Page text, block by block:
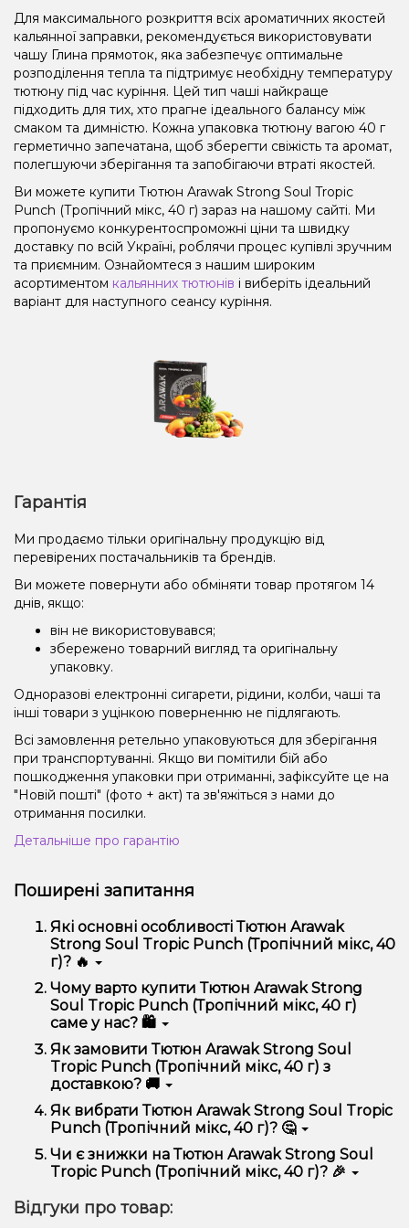
Для максимального розкриття всіх ароматичних якостей
кальянної заправки, рекомендується використовувати
чашу Глина прямоток, яка забезпечує оптимальне
розподілення тепла та підтримує необхідну температуру
тютюну під час куріння. Цей тип чаші найкраще
підходить для тих, хто прагне ідеального балансу між
смаком та димністю. Кожна упаковка тютюну вагою 40 г
герметично запечатана, щоб зберегти свіжість та аромат,
полегшуючи зберігання та запобігаючи втраті якостей.
Ви можете купити Тютюн Arawak Strong Soul Tropic
Punch (Тропічний мікс, 40 г) зараз на нашому сайті. Ми
пропонуємо конкурентоспроможні ціни та швидку
доставку по всій Україні, роблячи процес купівлі зручним
та приємним. Ознайомтеся з нашим широким
асортиментом кальянних тютюнів і виберіть ідеальний
варіант для наступного сеансу куріння.
Гарантія
Ми продаємо тільки оригінальну продукцію від
перевірених постачальників та брендів.
Ви можете повернути або обміняти товар протягом 14
днів, якщо:
він не використовувався;
збережено товарний вигляд та оригінальну
упаковку.
Одноразові електронні сигарети, рідини, колби, чаші та
інші товари з уцінкою поверненню не підлягають.
Всі замовлення ретельно упаковуються для зберігання
при транспортуванні. Якщо ви помітили бій або
пошкодження упаковки при отриманні, зафіксуйте це на
"Новій пошті" (фото + акт) та зв'яжіться з нами до
отримання посилки.
Детальніше про гарантію
Поширені запитання
Які основні особливості Тютюн Arawak
Strong Soul Tropic Punch (Тропічний мікс, 40
г)? 🔥
Тютюн Arawak Strong Soul Tropic Punch (Тропічний
мікс, 40 г) відрізняється високою якістю, зручністю
використання та надійністю.
Чому варто купити Тютюн Arawak Strong
Soul Tropic Punch (Тропічний мікс, 40 г)
саме у нас? 🛍️
Ми пропонуємо тільки оригінальну продукцію,
широкий асортимент, вигідні ціни та швидку
доставку. Крім того, у нас регулярні акції та знижки
для клієнтів!
Як замовити Тютюн Arawak Strong Soul
Tropic Punch (Тропічний мікс, 40 г) з
доставкою? 🚚
Оформити замовлення можна в кілька кліків:
Додайте Тютюн Arawak Strong Soul Tropic
Punch (Тропічний мікс, 40 г) до кошика.
Перейдіть до оформлення замовлення.
Підтвердіть замовлення – ми швидко
надішлемо його вам!
Як вибрати Тютюн Arawak Strong Soul Tropic
Punch (Тропічний мікс, 40 г)? 🤔
Вибір залежить від ваших уподобань – наприклад,
якщо це кальян, враховуйте розмір, матеріал та тип
чаші, якщо вейп – потужність та смак. Наші
варіант.
Чи є знижки на Тютюн Arawak Strong Soul
Tropic Punch (Тропічний мікс, 40 г)? 🎉
спеціальні пропозиції. Слідкуйте за оновленнями на
Відгуки про товар: